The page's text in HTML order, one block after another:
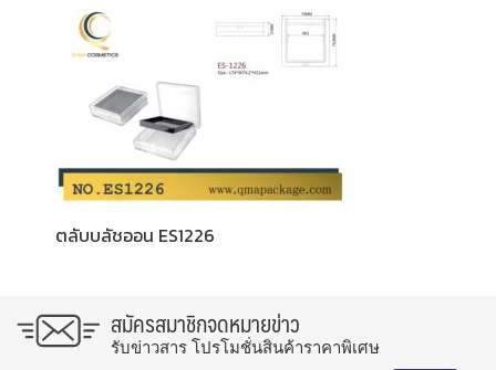
ตลับบลัชออน ES1226
สมัครสมาชิกจดหมายข่าว
รับข่าวสาร โปรโมชั่นสินค้าราคาพิเศษ